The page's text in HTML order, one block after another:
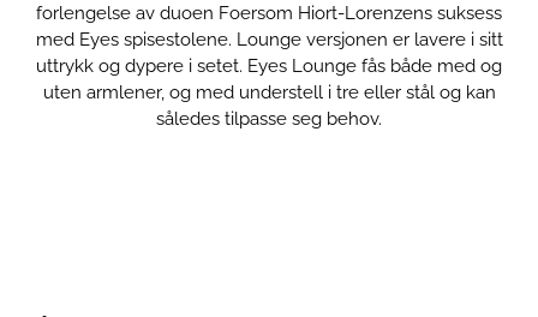
forlengelse av duoen Foersom Hiort-Lorenzens suksess
med Eyes spisestolene. Lounge versjonen er lavere i sitt
uttrykk og dypere i setet. Eyes Lounge fås både med og
uten armlener, og med understell i tre eller stål og kan
således tilpasse seg behov.